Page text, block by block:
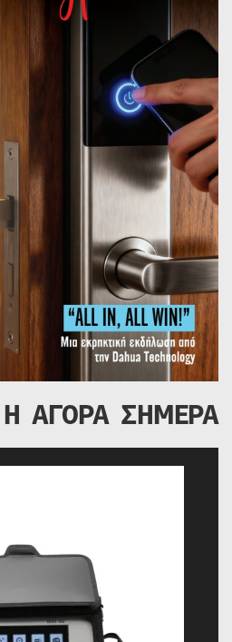
Η ΑΓΟΡΑ ΣΗΜΕΡΑ